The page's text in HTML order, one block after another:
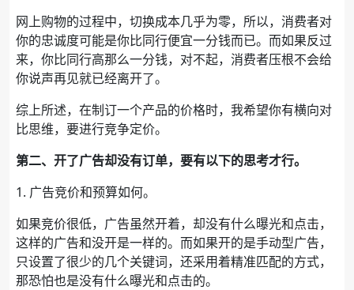
网上购物的过程中，切换成本几乎为零，所以，消费者对
你的忠诚度可能是你比同行便宜一分钱而已。而如果反过
来，你比同行高那么一分钱，对不起，消费者压根不会给
你说声再见就已经离开了。
综上所述，在制订一个产品的价格时，我希望你有横向对
比思维，要进行竞争定价。
第二、开了广告却没有订单，要有以下的思考才行。
1. 广告竞价和预算如何。
如果竞价很低，广告虽然开着，却没有什么曝光和点击，
这样的广告和没开是一样的。而如果开的是手动型广告，
只设置了很少的几个关键词，还采用着精准匹配的方式，
那恐怕也是没有什么曝光和点击的。